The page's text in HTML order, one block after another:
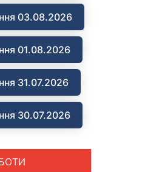
03.08.2026
01.08.2026
31.07.2026
30.07.2026